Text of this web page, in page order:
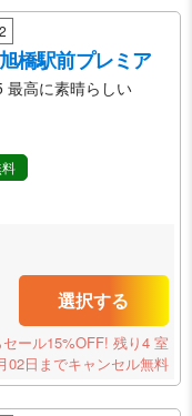
橋駅前プレミア
最高に素晴らしい
選択する
ール15%OFF! 残り4 室
02日までキャンセル無料